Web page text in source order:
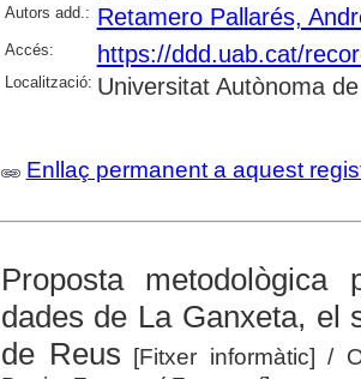
Autors add.: Retamero Pallarés,
Accés: https://ddd.uab.cat/
Localització: Universitat Autònoma
Enllaç permanent a aquest
Proposta
dades de La Ganxeta, el
de Reus [Fitxer informàtic]/